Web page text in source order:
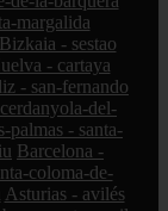
margalida
Bizkaia - sestao
- cartaya
- san-fernando
del-
palmas - santa-
Barcelona -
coloma-de-
Asturias - avilés